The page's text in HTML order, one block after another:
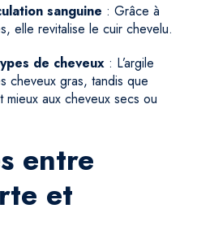
sanguine : Grâce à
elle revitalise le cuir chevelu.
de cheveux : L’argile
cheveux gras, tandis que
mieux aux cheveux secs ou
entre
et